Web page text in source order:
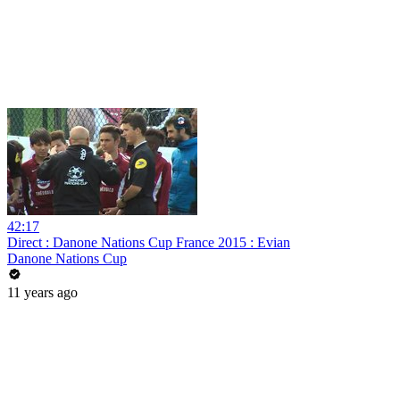
42:17
Direct : Danone Nations Cup France 2015 : Evian
Danone Nations Cup
11 years ago